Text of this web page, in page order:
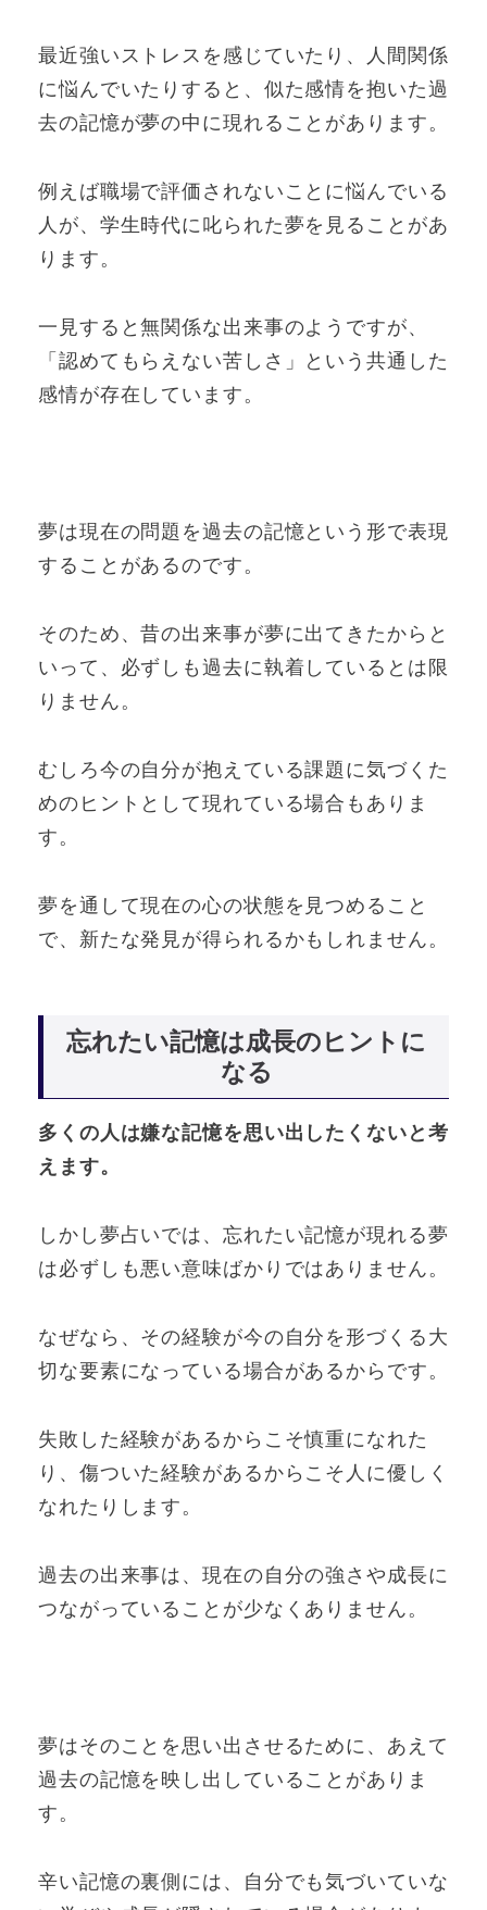
最近強いストレスを感じていたり、人間関係
に悩んでいたりすると、似た感情を抱いた過
去の記憶が夢の中に現れることがあります。
例えば職場で評価されないことに悩んでいる
人が、学生時代に叱られた夢を見ることがあ
ります。
一見すると無関係な出来事のようですが、
「認めてもらえない苦しさ」という共通した
感情が存在しています。
夢は現在の問題を過去の記憶という形で表現
することがあるのです。
そのため、昔の出来事が夢に出てきたからと
いって、必ずしも過去に執着しているとは限
りません。
むしろ今の自分が抱えている課題に気づくた
めのヒントとして現れている場合もありま
す。
夢を通して現在の心の状態を見つめること
で、新たな発見が得られるかもしれません。
忘れたい記憶は成長のヒントに
なる
多くの人は嫌な記憶を思い出したくないと考
えます。
しかし夢占いでは、忘れたい記憶が現れる夢
は必ずしも悪い意味ばかりではありません。
なぜなら、その経験が今の自分を形づくる大
切な要素になっている場合があるからです。
失敗した経験があるからこそ慎重になれた
り、傷ついた経験があるからこそ人に優しく
なれたりします。
過去の出来事は、現在の自分の強さや成長に
つながっていることが少なくありません。
夢はそのことを思い出させるために、あえて
過去の記憶を映し出していることがありま
す。
辛い記憶の裏側には、自分でも気づいていな